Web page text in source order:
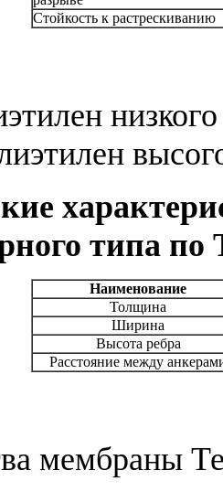
Стойкость к растрескиванию
низкого
типа по
Наименование
Толщина
Ширина
Высота ребра
Расстояние между
мембраны